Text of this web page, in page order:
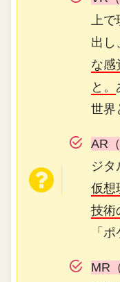
上で
出し
な感
と。
世界
AR
ジタ
仮想
技術
「
MR